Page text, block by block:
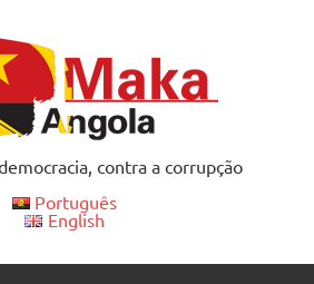
contra a corrupção
Português
English